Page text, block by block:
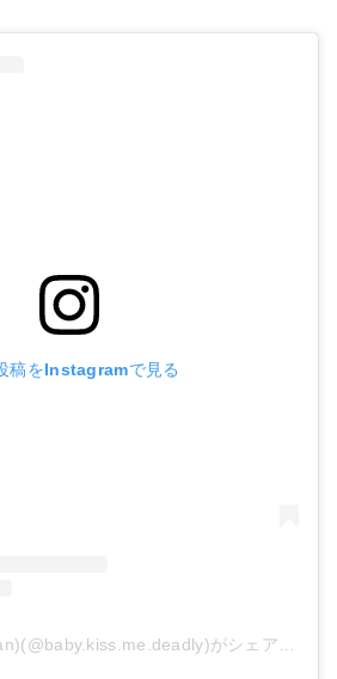
稿をInstagramで見る
Katsuya Satoh (Japan)(@baby.kiss.me.deadly)がシェアした投稿